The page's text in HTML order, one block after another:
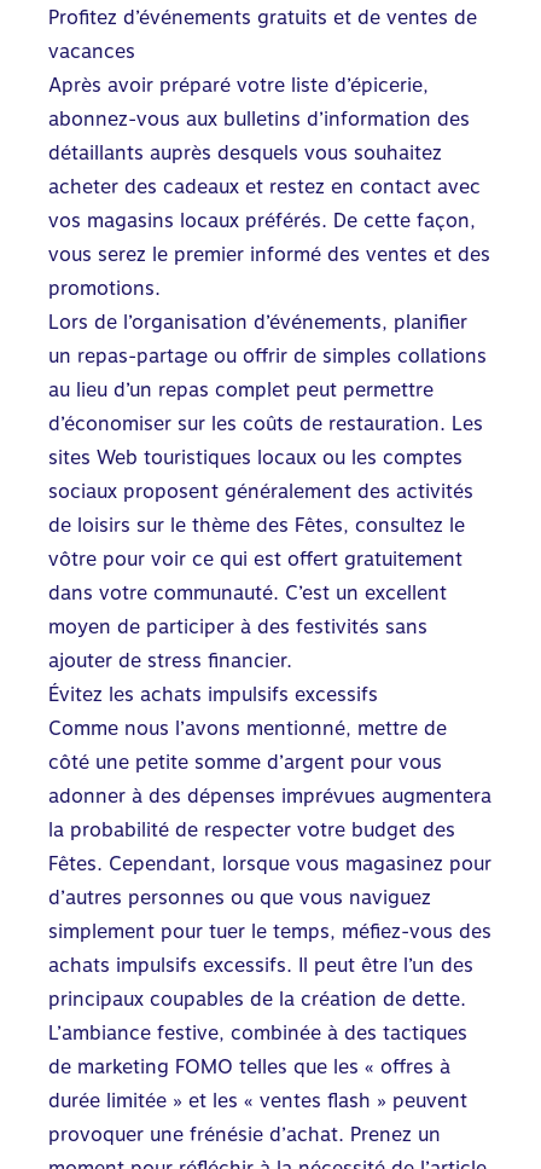
Profitez d’événements gratuits et de ventes de
vacances
Après avoir préparé votre liste d’épicerie,
abonnez-vous aux bulletins d’information des
détaillants auprès desquels vous souhaitez
acheter des cadeaux et restez en contact avec
vos magasins locaux préférés. De cette façon,
vous serez le premier informé des ventes et des
promotions.
Lors de l’organisation d’événements, planifier
un repas-partage ou offrir de simples collations
au lieu d’un repas complet peut permettre
d’économiser sur les coûts de restauration. Les
sites Web touristiques locaux ou les comptes
sociaux proposent généralement des activités
de loisirs sur le thème des Fêtes, consultez le
vôtre pour voir ce qui est offert gratuitement
dans votre communauté. C’est un excellent
moyen de participer à des festivités sans
ajouter de stress financier.
Évitez les achats impulsifs excessifs
Comme nous l’avons mentionné, mettre de
côté une petite somme d’argent pour vous
adonner à des dépenses imprévues augmentera
la probabilité de respecter votre budget des
Fêtes. Cependant, lorsque vous magasinez pour
d’autres personnes ou que vous naviguez
simplement pour tuer le temps, méfiez-vous des
achats impulsifs excessifs. Il peut être l’un des
principaux coupables de la création de dette.
L’ambiance festive, combinée à des tactiques
de marketing FOMO telles que les « offres à
durée limitée » et les « ventes flash » peuvent
provoquer une frénésie d’achat. Prenez un